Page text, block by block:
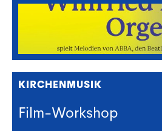
KIRCHENMUSIK
Film-Workshop